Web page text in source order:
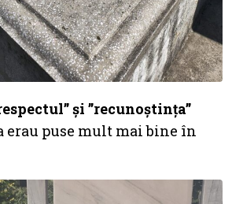
și ”recunoștința”
puse mult mai bine în